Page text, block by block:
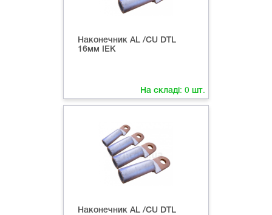
Наконечник AL /CU DTL
16мм IEK
На складі: 0 шт.
Наконечник AL /CU DTL